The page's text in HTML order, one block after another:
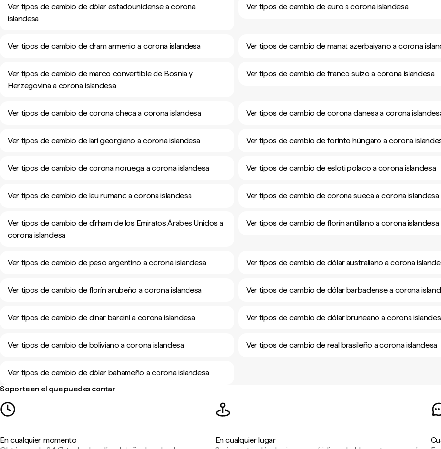
Ver tipos de cambio de dólar estadounidense a corona
islandesa
Ver tipos de cambio de euro a corona islandesa
Ver tipos de cambio de dram armenio a corona islandesa Ver tipos de cambio de manat azerbaiyano a corona
Ver tipos de cambio de marco convertible de Bosnia y
Herzegovina a corona islandesa
Ver tipos de cambio de franco suizo a corona islandesa
Ver tipos de cambio de corona checa a corona islandesa Ver tipos de cambio de corona danesa a corona
Ver tipos de cambio de lari georgiano a corona islandesa Ver tipos de cambio de forinto húngaro a corona
Ver tipos de cambio de corona noruega a corona islandesa Ver tipos de cambio de esloti polaco a corona islandesa
Ver tipos de cambio de leu rumano a corona islandesa Ver tipos de cambio de corona sueca a corona islandesa
Ver tipos de cambio de dírham de los Emiratos Árabes Unidos a
corona islandesa
Ver tipos de cambio de florín antillano a corona islandesa
Ver tipos de cambio de peso argentino a corona islandesa Ver tipos de cambio de dólar australiano a corona
Ver tipos de cambio de florín arubeño a corona islandesa Ver tipos de cambio de dólar barbadense a corona
Ver tipos de cambio de dinar bareiní a corona islandesa Ver tipos de cambio de dólar bruneano a corona
Ver tipos de cambio de boliviano a corona islandesa Ver tipos de cambio de real brasileño a corona islandesa
Ver tipos de cambio de dólar bahameño a corona islandesa
Soporte en el que puedes contar
En cualquier momento
En cualquier lugar